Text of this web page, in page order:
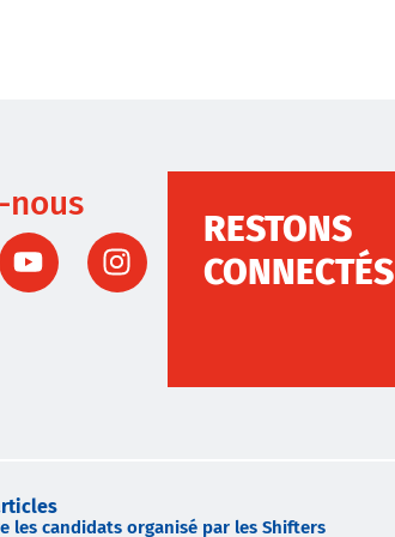
nous
RESTONS
CONNECTÉS
les candidats organisé par les Shifters